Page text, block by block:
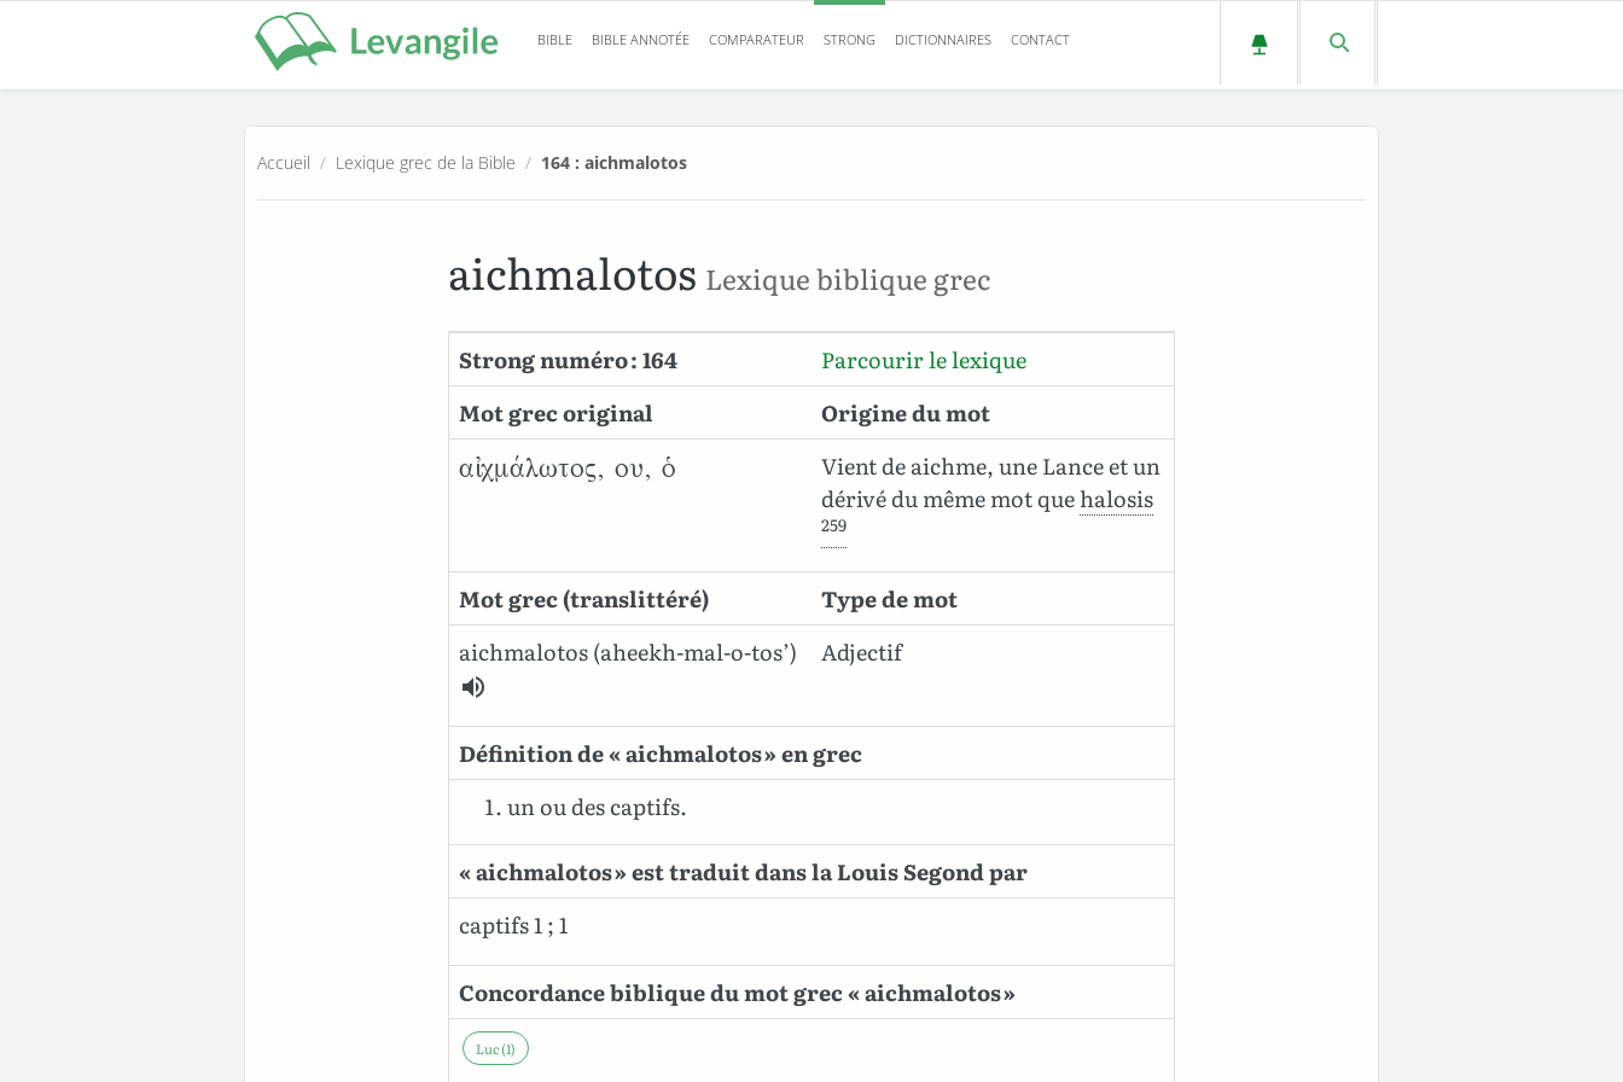
BIBLE BIBLE ANNOTÉE COMPARATEUR STRONG DICTIONNAIRES CONTACT
Accueil / Lexique grec de la Bible / 164 : aichmalotos
aichmalotos Lexique biblique grec
Strong numéro : 164
Parcourir le lexique
Mot grec original
Origine du mot
αἰχμάλωτος, ου, ὁ
Vient de aichme, une Lance et un
dérivé du même mot quehalosis
259
Mot grec (translittéré)
Type de mot
aichmalotos (aheekh-mal-o-tos’)
Adjectif
Définition de « aichmalotos » en grec
un ou des captifs.
« aichmalotos » est traduit dans la Louis Segond par
captifs 1 ; 1
Concordance biblique du mot grec « aichmalotos »
Luc (1)